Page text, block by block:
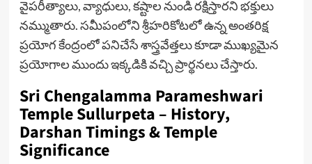
వైపరీత్యాలు, వ్యాధులు, కష్టాల నుండి రక్షిస్తారని భక్తులు
నమ్ముతారు. సమీపంలోని శ్రీహరికోటలో ఉన్న అంతరిక్ష
ప్రయోగ కేంద్రంలో పనిచేసే శాస్త్రవేత్తలు కూడా ముఖ్యమైన
ప్రయోగాల ముందు ఇక్కడికి వచ్చి ప్రార్థనలు చేస్తారు.
Sri Chengalamma Parameshwari
Temple Sullurpeta – History,
Darshan Timings & Temple
Significance